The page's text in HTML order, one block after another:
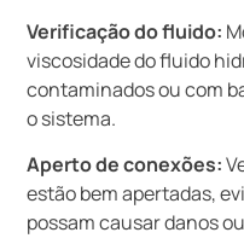
Verificação do fluido:
viscosidade do fluido
contaminados ou com
o sistema.
Aperto de conexões:
estão bem apertadas,
possam causar danos